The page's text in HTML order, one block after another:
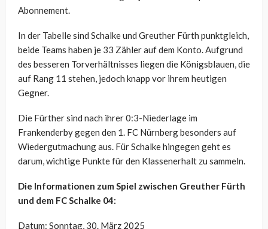
Abonnement.
In der Tabelle sind Schalke und Greuther Fürth punktgleich,
beide Teams haben je 33 Zähler auf dem Konto. Aufgrund
des besseren Torverhältnisses liegen die Königsblauen, die
auf Rang 11 stehen, jedoch knapp vor ihrem heutigen
Gegner.
Die Fürther sind nach ihrer 0:3-Niederlage im
Frankenderby gegen den 1. FC Nürnberg besonders auf
Wiedergutmachung aus. Für Schalke hingegen geht es
darum, wichtige Punkte für den Klassenerhalt zu sammeln.
Die Informationen zum Spiel zwischen Greuther Fürth
und dem FC Schalke 04:
Datum: Sonntag, 30. März 2025